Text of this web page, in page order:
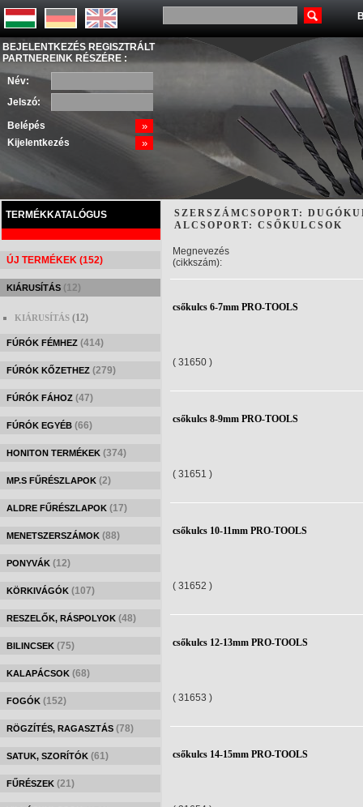
BEJELENTKEZÉS REGISZTRÁLT
PARTNEREINK RÉSZÉRE :
Név:
Jelszó:
Belépés »
Kijelentkezés »
TERMÉKKATALÓGUS
ÚJ TERMÉKEK (152)
KIÁRUSÍTÁS (12)
KIÁRUSÍTÁS (12)
FÚRÓK FÉMHEZ (414)
FÚRÓK KŐZETHEZ (279)
FÚRÓK FÁHOZ (47)
FÚRÓK EGYÉB (66)
HONITON TERMÉKEK (374)
MP.S FŰRÉSZLAPOK (2)
ALDRE FŰRÉSZLAPOK (17)
MENETSZERSZÁMOK (88)
PONYVÁK (12)
KÖRKIVÁGÓK (107)
RESZELŐK, RÁSPOLYOK (48)
BILINCSEK (75)
KALAPÁCSOK (68)
FOGÓK (152)
RÖGZÍTÉS, RAGASZTÁS (78)
SATUK, SZORÍTÓK (61)
FŰRÉSZEK (21)
SZERSZÁMCSOPORT:
ALCSOPORT: CSŐKULCSOK
Megnevezés
(cikkszám):
csőkulcs 6-7mm PRO-TOOLS
( 31650 )
csőkulcs 8-9mm PRO-TOOLS
( 31651 )
csőkulcs 10-11mm PRO-TOOLS
( 31652 )
csőkulcs 12-13mm PRO-TOOLS
( 31653 )
csőkulcs 14-15mm PRO-TOOLS